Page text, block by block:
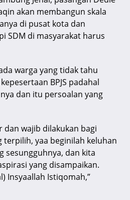
akan membangun skala
di pusat kota dan
SDM di masyarakat harus
warga yang tidak tahu
BPJS padahal
dan itu persoalan yang
dan wajib dilakukan bagi
terpilih, yaa beginilah keluhan
sesungguhnya, dan kita
yang disampaikan.
Insyaallah Istiqomah,”